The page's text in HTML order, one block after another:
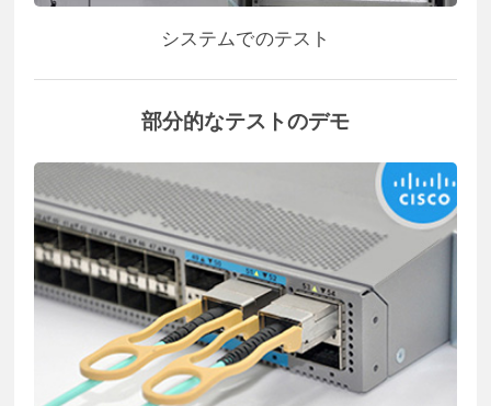
システムでのテスト
部分的なテストのデモ